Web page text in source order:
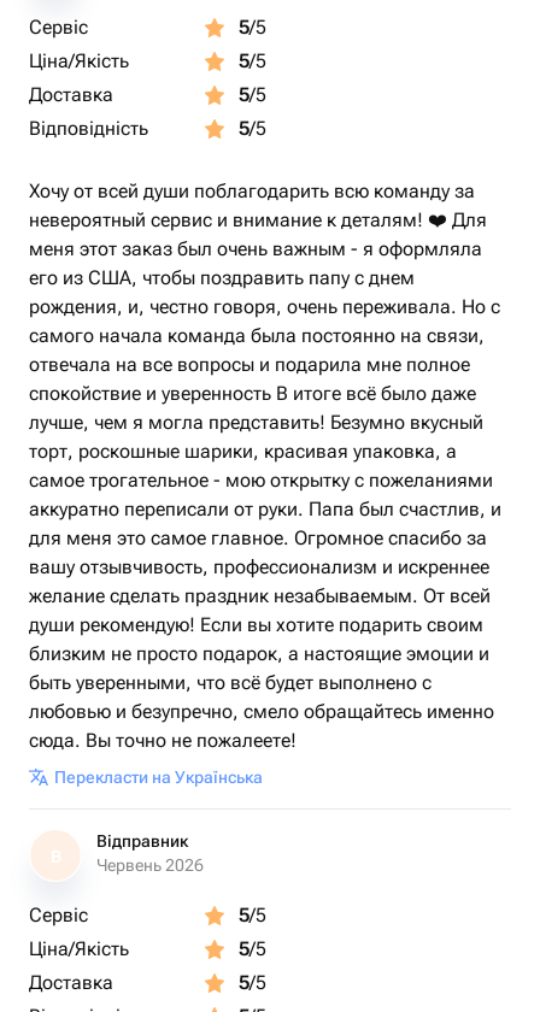
Сервіс 5/5
Ціна/Якість
5/5
Доставка
5/5
Відповідність
5/5
Хочу от всей души поблагодарить всю команду за
невероятный сервис и внимание к деталям! ❤️ Для
меня этот заказ был очень важным - я оформляла
его из США, чтобы поздравить папу с днем
рождения, и, честно говоря, очень переживала. Но с
самого начала команда была постоянно на связи,
отвечала на все вопросы и подарила мне полное
спокойствие и уверенность В итоге всё было даже
лучше, чем я могла представить! Безумно вкусный
торт, роскошные шарики, красивая упаковка, а
самое трогательное - мою открытку с пожеланиями
аккуратно переписали от руки. Папа был счастлив, и
для меня это самое главное. Огромное спасибо за
вашу отзывчивость, профессионализм и искреннее
желание сделать праздник незабываемым. От всей
души рекомендую! Если вы хотите подарить своим
близким не просто подарок, а настоящие эмоции и
быть уверенными, что всё будет выполнено с
любовью и безупречно, смело обращайтесь именно
сюда. Вы точно не пожалеете!
Перекласти на Українська
В
Відправник
Червень 2026
Сервіс 5/5
Ціна/Якість
5/5
Доставка
5/5